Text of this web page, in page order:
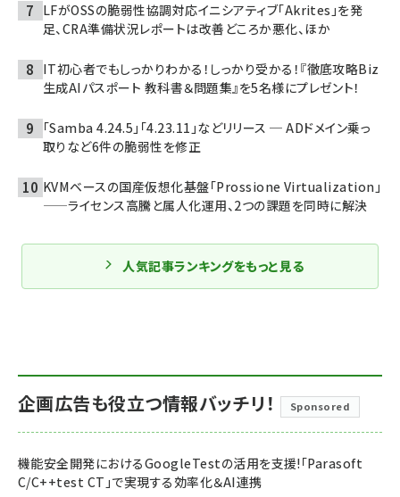
LFがOSSの脆弱性協調対応イニシアティブ「Akrites」を発
足、CRA準備状況レポートは改善どころか悪化、ほか
IT初心者でもしっかりわかる！しっかり受かる！『徹底攻略Biz
生成AIパスポート 教科書＆問題集』を5名様にプレゼント！
「Samba 4.24.5」「4.23.11」などリリース ─ ADドメイン乗っ
取りなど6件の脆弱性を修正
KVMベースの国産仮想化基盤「Prossione Virtualization」
——ライセンス高騰と属人化運用、2つの課題を同時に解決
人気記事ランキングをもっと見る
企画広告も役立つ情報バッチリ！ Sponsored
機能安全開発におけるGoogleTestの活用を支援!「Parasoft
C/C++test CT」で実現する効率化＆AI連携